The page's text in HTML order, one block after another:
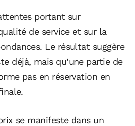
portant sur
de service et sur la
Le résultat suggère
déjà, mais qu’une partie de
pas en réservation en
se manifeste dans un